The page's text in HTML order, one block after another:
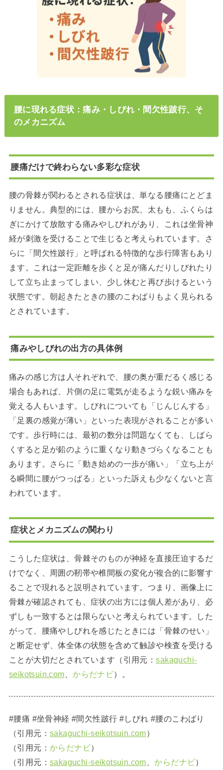
腰に現れる症状：痛み・しびれ・間欠性跛行、そ
のメカニズム
腰痛だけで終わらない多彩な症状
腰の骨棘が関わるとされる症状は、単なる腰痛にとどま
りません。典型的には、腰からお尻、太もも、ふくらは
ぎにかけて放散する痛みやしびれがあり、これは坐骨神
経が刺激を受けることで生じると考えられています。さ
らに「間欠性跛行」と呼ばれる特徴的な歩行障害もあり
ます。これは一定距離を歩くと足が痛んだりしびれたり
して立ち止まってしまい、少し休むと再び歩けるという
状態です。朝起きたときの腰のこわばりもよく見られる
とされています。
痛みやしびれの出方の具体例
痛みの感じ方は人それぞれで、腰の奥が重だるく感じる
場合もあれば、片側の足に電気が走るような鋭い痛みを
覚える人もいます。しびれについても「じんじんする」
「足裏の感覚が薄い」といった表現がされることが多い
です。歩行時には、最初の数分は問題なくても、しばら
くすると足が鉛のように重くなり動きづらくなることも
あります。さらに「動き始めの一歩が痛い」「立ち上が
る瞬間に腰がつっぱる」といった訴えも少なくないと言
われています。
症状とメカニズムの関わり
こうした症状は、骨棘そのものが神経を直接圧迫するだ
けでなく、周囲の靭帯や椎間板の変化が複合的に影響す
ることで現れると説明されています。つまり、画像上に
骨棘が確認されても、症状の出方には個人差があり、必
ずしも一致するとは限らないと考えられています。した
がって、腰痛やしびれを感じたときには「骨棘のせい」
と断定せず、体全体の状態を含めて触診や検査を受ける
ことが大切だとされています（引用元：sakaguchi-
seikotsuin.com 、からだナビ）。
#腰痛 #坐骨神経 #間欠性跛行 #しびれ #腰のこわばり
（引用元： sakaguchi-seikotsuin.com）
（引用元： からだナビ）
（引用元： sakaguchi-seikotsuin.com 、からだナビ）